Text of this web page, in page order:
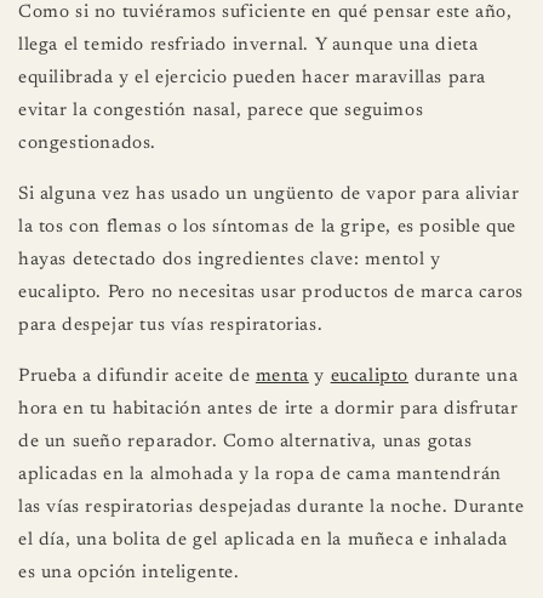
Como si no tuviéramos suficiente en qué pensar este año,
llega el temido resfriado invernal. Y aunque una dieta
equilibrada y el ejercicio pueden hacer maravillas para
evitar la congestión nasal, parece que seguimos
congestionados.
Si alguna vez has usado un ungüento de vapor para aliviar
la tos con flemas o los síntomas de la gripe, es posible que
hayas detectado dos ingredientes clave: mentol y
eucalipto. Pero no necesitas usar productos de marca caros
para despejar tus vías respiratorias.
Prueba a difundir aceite de menta y eucalipto durante una
hora en tu habitación antes de irte a dormir para disfrutar
de un sueño reparador. Como alternativa, unas gotas
aplicadas en la almohada y la ropa de cama mantendrán
las vías respiratorias despejadas durante la noche. Durante
el día, una bolita de gel aplicada en la muñeca e inhalada
es una opción inteligente.